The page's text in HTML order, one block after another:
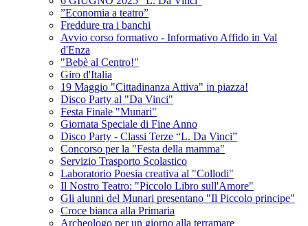
”Economia a teatro”
Freddure tra i banchi
Avvio corso formativo - Informativo Affido in Val
d'Enza
"Bebè al Centro!"
Giro d'Italia
19 Maggio "Cittadinanza Attiva" in piazza!
Disco Party al "Da Vinci"
Festa Finale "Munari"
Giornata Speciale di Fine Anno
Disco Party - Classi Terze “L. Da Vinci”
Concorso per la "Festa della mamma"
Servizio Trasporto Scolastico
Laboratorio Poesia creativa al "Collodi"
Il Nostro Teatro: "Piccolo Libro sull'Amore"
Gli alunni del Munari presentano "Il Piccolo principe"
Croce bianca alla Primaria
Archeologo per un giorno alla terramare